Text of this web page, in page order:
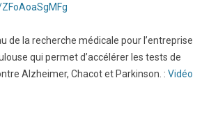
de la recherche médicale pour l’entreprise
qui permet d’accélérer les tests de
Alzheimer, Chacot et Parkinson. : Vidéo